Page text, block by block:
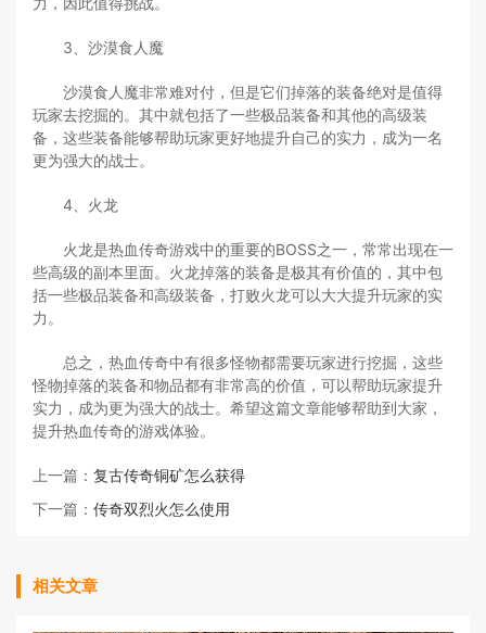
3、沙漠食人魔
沙漠食人魔非常难对付，但是它们掉落的装备绝对是值得
玩家去挖掘的。其中就包括了一些极品装备和其他的高级装
备，这些装备能够帮助玩家更好地提升自己的实力，成为一名
更为强大的战士。
4、火龙
火龙是热血传奇游戏中的重要的BOSS之一，常常出现在一
些高级的副本里面。火龙掉落的装备是极其有价值的，其中包
括一些极品装备和高级装备，打败火龙可以大大提升玩家的实
力。
总之，热血传奇中有很多怪物都需要玩家进行挖掘，这些
怪物掉落的装备和物品都有非常高的价值，可以帮助玩家提升
实力，成为更为强大的战士。希望这篇文章能够帮助到大家，
提升热血传奇的游戏体验。
上一篇： 复古传奇铜矿怎么获得
下一篇： 传奇双烈火怎么使用
相关文章